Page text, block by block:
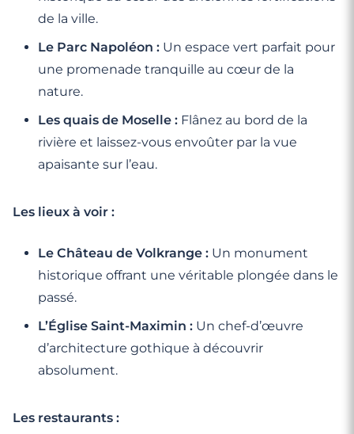
de la ville.
Le Parc Napoléon : Un espace vert parfait pour
une promenade tranquille au cœur de la
nature.
Les quais de Moselle : Flânez au bord de la
rivière et laissez-vous envoûter par la vue
apaisante sur l’eau.
Les lieux à voir :
Le Château de Volkrange : Un monument
historique offrant une véritable plongée dans le
passé.
L’Église Saint-Maximin : Un chef-d’œuvre
d’architecture gothique à découvrir
absolument.
Les restaurants :